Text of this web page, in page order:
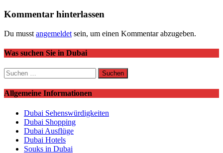
Kommentar hinterlassen
Du musst angemeldet sein, um einen Kommentar abzugeben.
Was suchen Sie in Dubai
Suchen
nach:
Allgemeine Informationen
Dubai Sehenswürdigkeiten
Dubai Shopping
Dubai Ausflüge
Dubai Hotels
Souks in Dubai